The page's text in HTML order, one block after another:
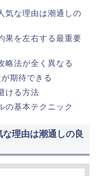
気な理由は潮通しの
果を左右する最重要
略法が全く異なる
期待できる
ける方法
の基本テクニック
理由は潮通しの良